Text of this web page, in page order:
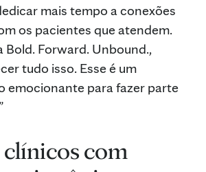
mais tempo a conexões
os pacientes que atendem.
Bold. Forward. Unbound.,
tudo isso. Esse é um
emocionante para fazer parte
com